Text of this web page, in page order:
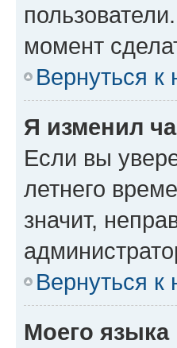
момент
Вернуться к
Я изменил
Если вы
летнего
значит,
Вернуться к
Моего языка